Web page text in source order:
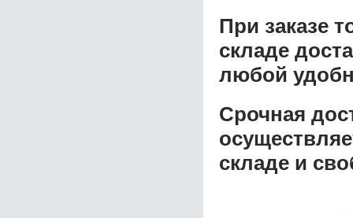
При заказе
складе
любой
Срочная
складе и